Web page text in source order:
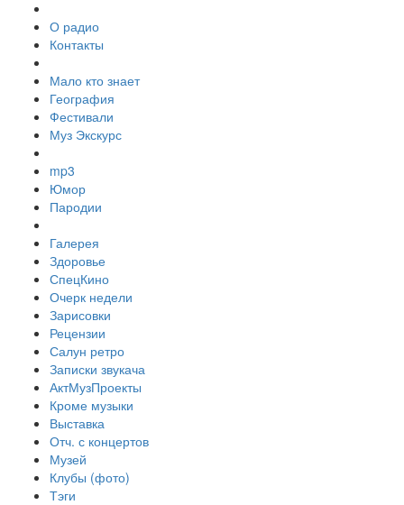
О радио
Контакты
Мало кто знает
География
Фестивали
Муз Экскурс
mp3
Юмор
Пародии
Галерея
Здоровье
СпецКино
Очерк недели
Зарисовки
Рецензии
Салун ретро
Записки звукача
АктМузПроекты
Кроме музыки
Выставка
Отч. с концертов
Музей
Клубы (фото)
Тэги